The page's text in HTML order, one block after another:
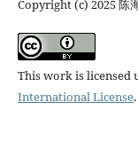
Copyright (c) 2025 陈
This work is licensed
International License.